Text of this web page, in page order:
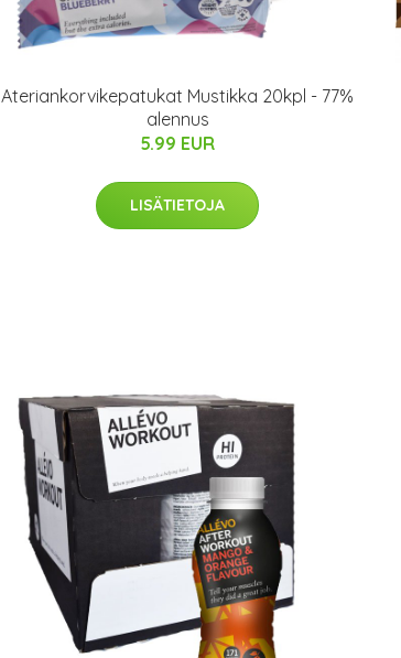
Ateriankorvikepatukat Mustikka 20kpl - 77%
alennus
5.99 EUR
LISÄTIETOJA